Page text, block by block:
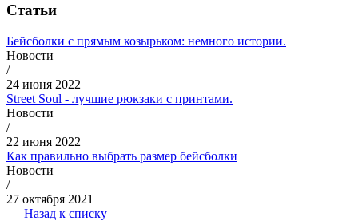
Статьи
Бейсболки с прямым козырьком: немного истории.
Новости
/
24 июня 2022
Street Soul - лучшие рюкзаки с принтами.
Новости
/
22 июня 2022
Как правильно выбрать размер бейсболки
Новости
/
27 октября 2021
Назад к списку